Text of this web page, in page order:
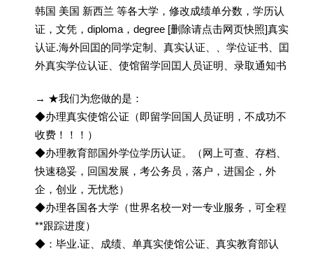
韩国 美国 新西兰 等各大学，修改成绩单分数，学历认
证，文凭，diploma，degree [删除请点击网页快照]真实
认证.海外回囯的同学定制、真实认证、、学位证书、囯
外真实学位认证、使馆留学回囯人员证明、录取通知书
→ ★我们为您做的是：
◆办理真实使馆公证（即留学回国人员证明，不成功不
收费！！！）
◆办理教育部国外学位学历认证。（网上可查、存档、
快速稳妥，回国发展，考公务员，落户，进国企，外
企，创业，无忧愁）
◆办理各国各大学（世界名校一对一专业服务，可全程
**跟踪进度）
◆：毕业.证、成绩、单真实使馆公证、真实教育部认